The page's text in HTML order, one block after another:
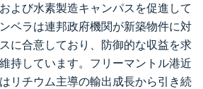
よび水素製造キャンパスを促進して
ベラは連邦政府機関が新築物件に対
に合意しており、防御的な収益を求
持しています。フリーマントル港近
リチウム主導の輸出成長から引き続